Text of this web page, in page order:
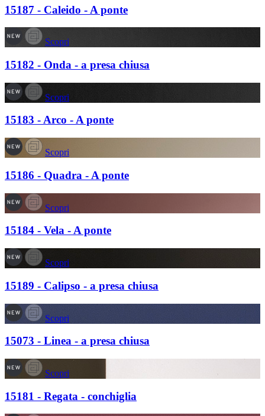
15187 - Caleido - A ponte
Scopri
15182 - Onda - a presa chiusa
Scopri
15183 - Arco - A ponte
Scopri
15186 - Quadra - A ponte
Scopri
15184 - Vela - A ponte
Scopri
15189 - Calipso - a presa chiusa
Scopri
15073 - Linea - a presa chiusa
Scopri
15181 - Regata - conchiglia